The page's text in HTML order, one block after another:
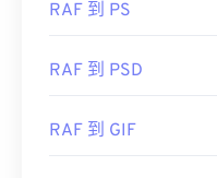
RAF 到 PS
RAF 到 PSD
RAF 到 GIF